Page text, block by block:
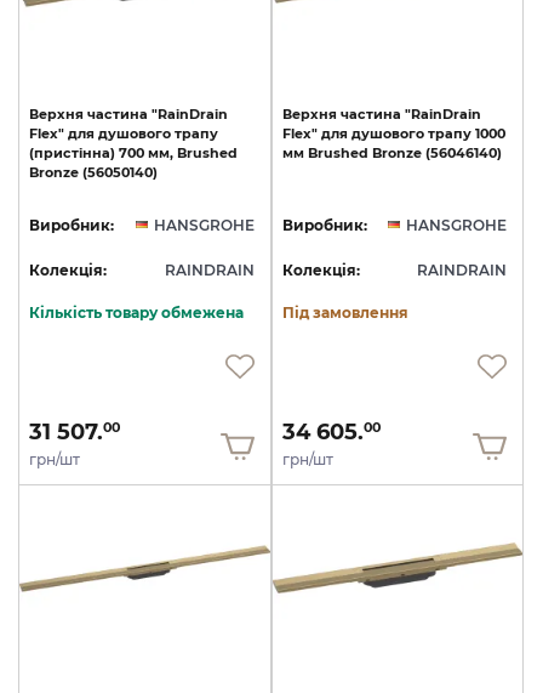
Верхня частина "RainDrain
Flex" для душового трапу
(пристінна) 700 мм, Brushed
Bronze (56050140)
Виробник: HANSGROHE
Колекція: RAINDRAIN
Кількість товару обмежена
31 507.00
грн/шт
Верхня частина "RainDrain
Flex" для душового трапу 1000
мм Brushed Bronze (56046140)
Виробник: HANSGROHE
Колекція: RAINDRAIN
Під замовлення
34 605.00
грн/шт